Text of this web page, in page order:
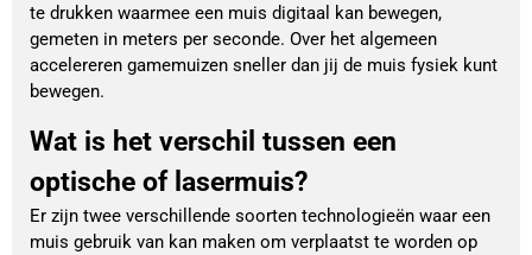
te drukken waarmee een muis digitaal kan bewegen,
gemeten in meters per seconde. Over het algemeen
accelereren gamemuizen sneller dan jij de muis fysiek kunt
bewegen.
Wat is het verschil tussen een
optische of lasermuis?
Er zijn twee verschillende soorten technologieën waar een
muis gebruik van kan maken om verplaatst te worden op